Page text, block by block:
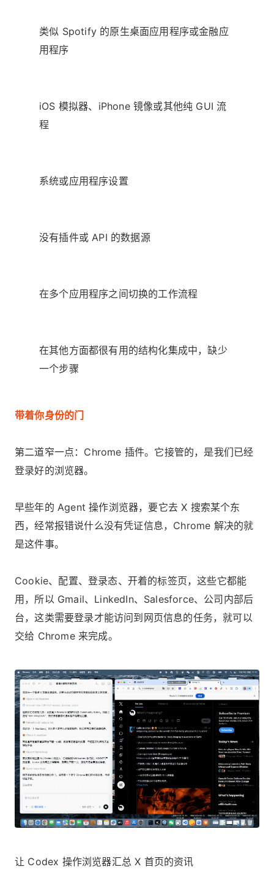
类似 Spotify 的原生桌面应用程序或金融应
用程序
iOS 模拟器、iPhone 镜像或其他纯 GUI 流
程
系统或应用程序设置
没有插件或 API 的数据源
在多个应用程序之间切换的工作流程
在其他方面都很有用的结构化集成中，缺少
一个步骤
带着你身份的门
第二道窄一点：Chrome 插件。它接管的，是我们已经
登录好的浏览器。
早些年的 Agent 操作浏览器，要它去 X 搜索某个东
西，经常报错说什么没有凭证信息，Chrome 解决的就
是这件事。
Cookie、配置、登录态、开着的标签页，这些它都能
用，所以 Gmail、LinkedIn、Salesforce、公司内部后
台，这类需要登录才能访问到网页信息的任务，就可以
交给 Chrome 来完成。
让 Codex 操作浏览器汇总 X 首页的资讯